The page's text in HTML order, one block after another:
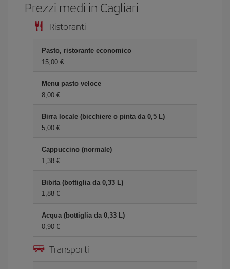
Prezzi medi in Cagliari
Ristoranti
Pasto, ristorante economico
15,00 €
Menu pasto veloce
8,00 €
Birra locale (bicchiere o pinta da 0,5 L)
5,00 €
Cappuccino (normale)
1,38 €
Bibita (bottiglia da 0,33 L)
1,88 €
Acqua (bottiglia da 0,33 L)
0,90 €
Transporti